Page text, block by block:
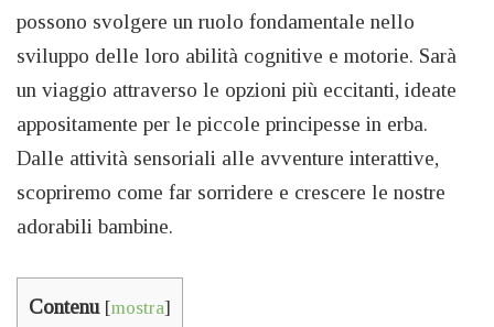
possono svolgere un ruolo fondamentale nello
sviluppo delle loro abilità cognitive e motorie. Sarà
un viaggio attraverso le opzioni più eccitanti, ideate
appositamente per le piccole principesse in erba.
Dalle attività sensoriali alle avventure interattive,
scopriremo come far sorridere e crescere le nostre
adorabili bambine.
Contenu [mostra]